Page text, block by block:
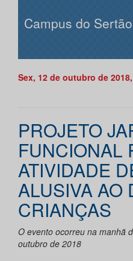
Campus do Sertão
Sex, 12 de outubro de
PROJETO
FUNCIONAL
ATIVIDADE
ALUSIVA AO
CRIANÇAS
O evento ocorreu na manhã
outubro de 2018